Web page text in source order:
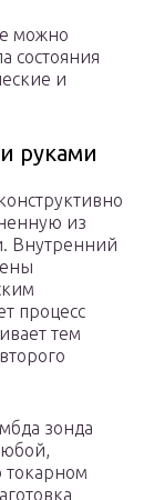
можно
состояния
и
руками
из
Внутренний
процесс
тем
зонда